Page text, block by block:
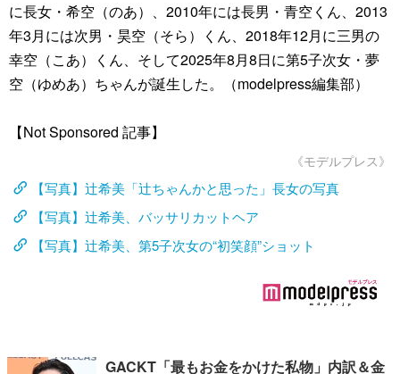
に長女・希空（のあ）、2010年には長男・青空くん、2013
年3月には次男・昊空（そら）くん、2018年12月に三男の
幸空（こあ）くん、そして2025年8月8日に第5子次女・夢
空（ゆめあ）ちゃんが誕生した。（modelpress編集部）
【Not Sponsored 記事】
《モデルプレス》
【写真】辻希美「辻ちゃんかと思った」長女の写真
【写真】辻希美、バッサリカットヘア
【写真】辻希美、第5子次女の“初笑顔”ショット
GACKT「最もお金をかけた私物」内訳＆金